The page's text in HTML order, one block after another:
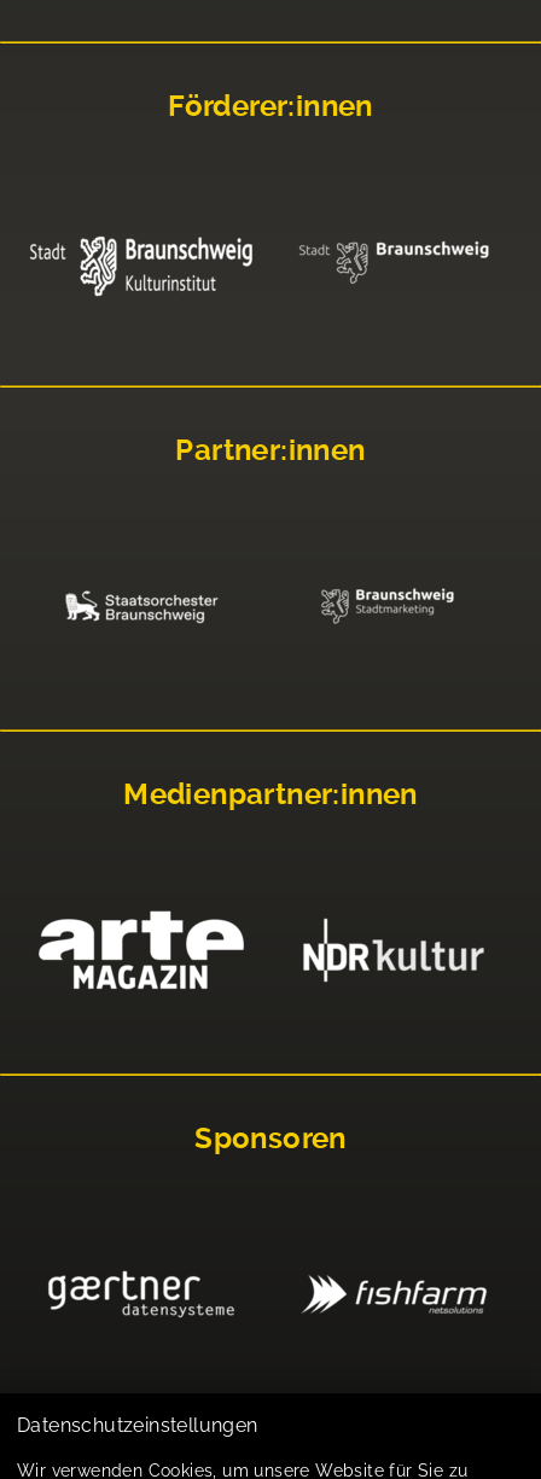
Förderer:innen
Partner:innen
Medienpartner:innen
Sponsoren
Impressum
Datenschutzeinstellungen
Wir verwenden Cookies, um unsere Website für Sie zu